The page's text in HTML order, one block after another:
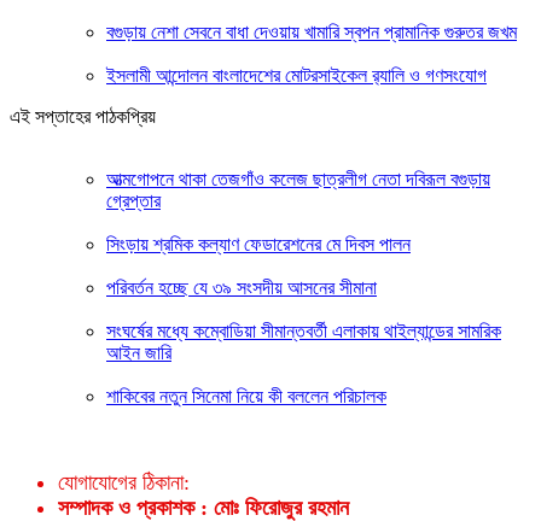
বগুড়ায় নেশা সেবনে বাধা দেওয়ায় খামারি স্বপন প্রামানিক গুরুতর জখম
ইসলামী আন্দোলন বাংলাদেশের মোটরসাইকেল র‍্যালি ও গণসংযোগ
এই সপ্তাহের পাঠকপ্রিয়
আত্মগোপনে থাকা তেজগাঁও কলেজ ছাত্রলীগ নেতা দবিরূল বগুড়ায়
গ্রেপ্তার
সিংড়ায় শ্রমিক কল্যাণ ফেডারেশনের মে দিবস পালন
পরিবর্তন হচ্ছে যে ৩৯ সংসদীয় আসনের সীমানা
সংঘর্ষের মধ্যে কম্বোডিয়া সীমান্তবর্তী এলাকায় থাইল্যান্ডের সামরিক
আইন জারি
শাকিবের নতুন সিনেমা নিয়ে কী বললেন পরিচালক
যোগাযোগের ঠিকানা:
সম্পাদক ও প্রকাশক : মোঃ ফিরোজুর রহমান